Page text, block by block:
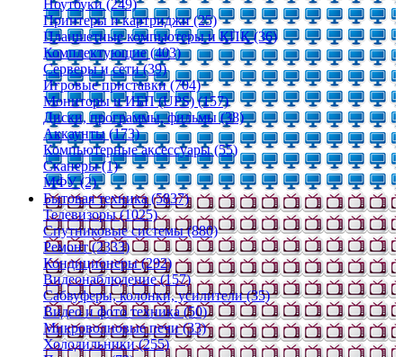
Ноутбуки (249)
Принтеры и картриджи (25)
Планшетные компьютеры и КПК (36)
Комплектующие (403)
Серверы и сети (39)
Игровые приставки (704)
Мониторы и ИБП (UPS) (157)
Диски, программы, фильмы (38)
Аккаунты (173)
Компьютерные аксессуары (55)
Сканеры (1)
МФУ (2)
Бытовая техника (5837)
Телевизоры (1025)
Спутниковые системы (880)
Ремонт (2333)
Кондиционеры (292)
Видеонаблюдение (157)
Сабвуферы, колонки, усилители (35)
Видео и фото техника (50)
Микроволновые печи (33)
Холодильники (255)